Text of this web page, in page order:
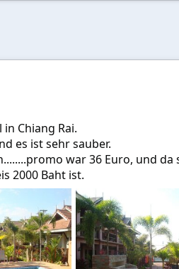
Chiang Rai.
es ist sehr sauber.
war 36 Euro, und da
2000 Baht ist.